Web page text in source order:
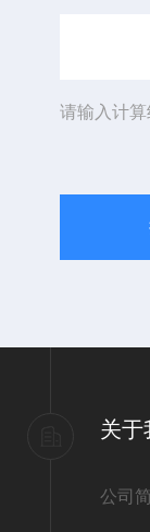
请输入计
关于
公司